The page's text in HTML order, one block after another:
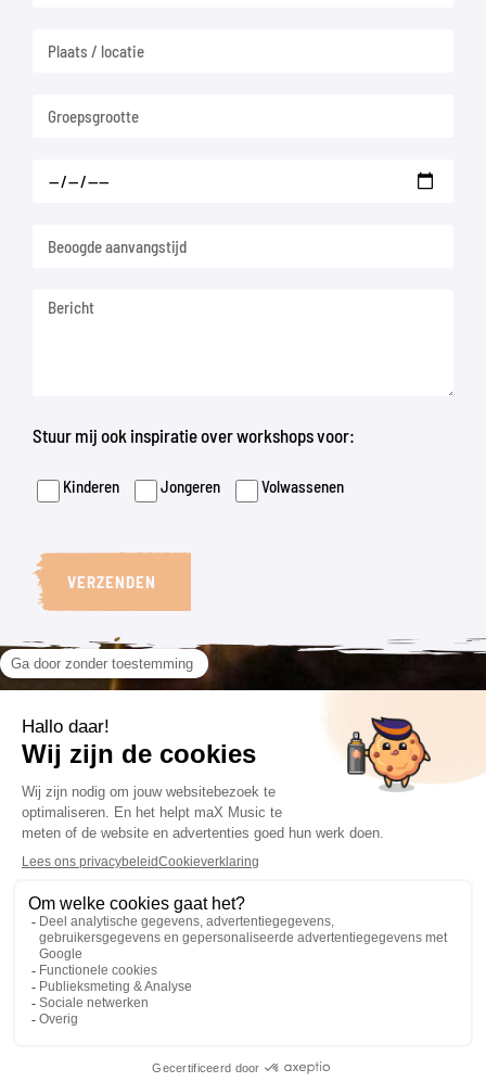
Stuur mij ook inspiratie over workshops voor:
Kinderen Jongeren Volwassenen
VERZENDEN
CONTACT
085 201 66 84
info@maxmusic.nl
VOLG ONS
VOORWAARDEN
Website: Fly Webservices